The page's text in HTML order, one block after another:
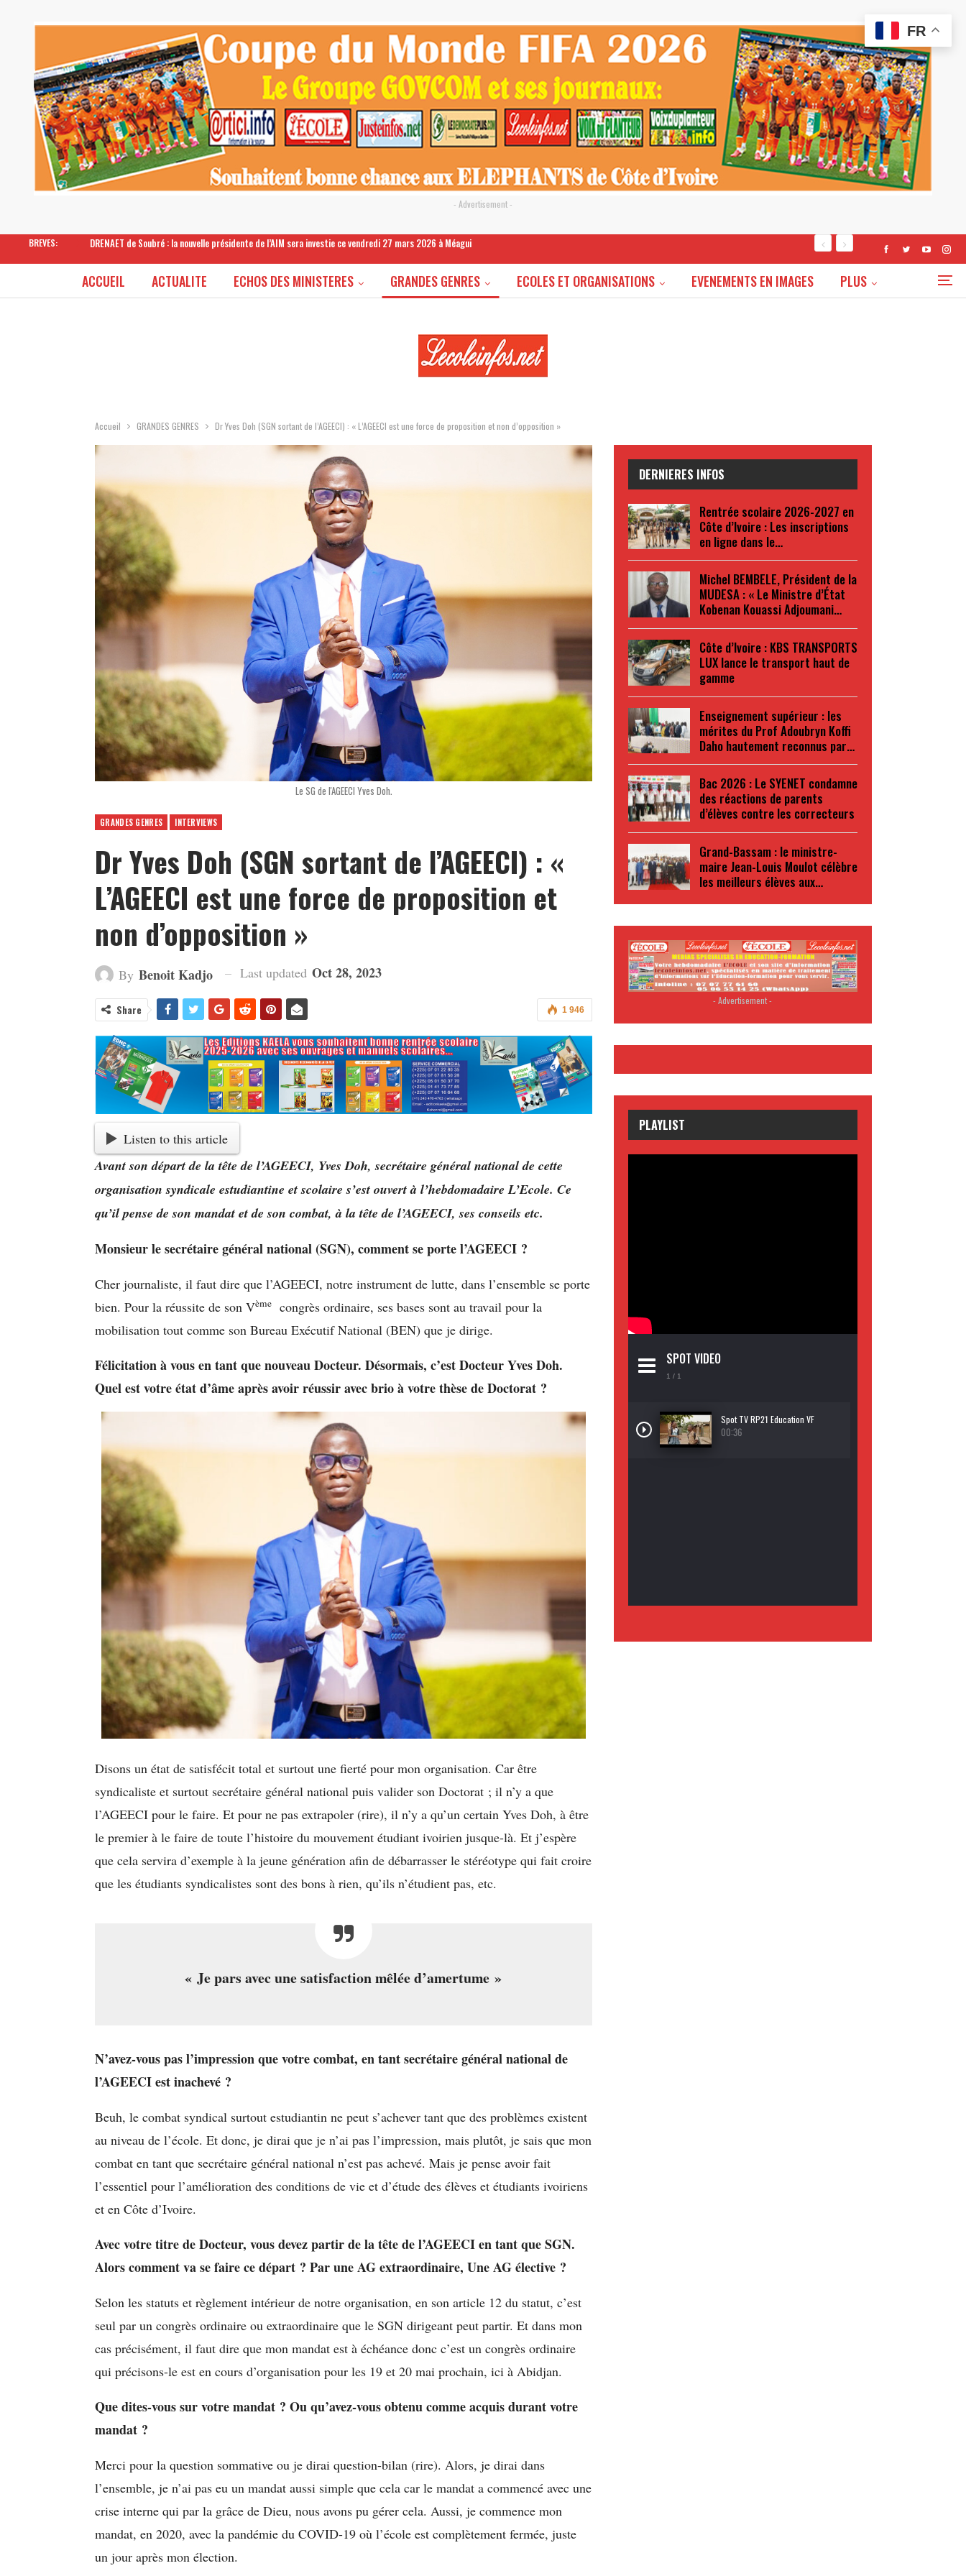
- Advertisement -
BREVES: DRENAET de Soubré : la nouvelle présidente de l’AIM sera investie ce vendredi 27 mars 2026 à Méagui
ACCUEIL ACTUALITE ECHOS DES MINISTERES GRANDES GENRES ECOLES ET ORGANISATIONS EVENEMENTS EN IMAGES PLUS
Accueil GRANDES GENRES Dr Yves Doh (SGN sortant de l’AGEECI) : « L’AGEECI est une force de proposition et non d’opposition »
Le SG de l'AGEECI Yves Doh.
GRANDES GENRES INTERVIEWS
Dr Yves Doh (SGN sortant de l’AGEECI) : «
L’AGEECI est une force de proposition et
non d’opposition »
By Benoit Kadjo Last updated Oct 28, 2023
1 946
Share
Listen to this article
Avant son départ de la tête de l’AGEECI, Yves Doh, secrétaire général national de cette
organisation syndicale estudiantine et scolaire s’est ouvert à l’hebdomadaire L’Ecole. Ce
qu’il pense de son mandat et de son combat, à la tête de l’AGEECI, ses conseils etc.
Monsieur le secrétaire général national (SGN), comment se porte l’AGEECI ?
Cher journaliste, il faut dire que l’AGEECI, notre instrument de lutte, dans l’ensemble se porte
bien. Pour la réussite de son Vème
congrès ordinaire, ses bases sont au travail pour la
mobilisation tout comme son Bureau Exécutif National (BEN) que je dirige.
Félicitation à vous en tant que nouveau Docteur. Désormais, c’est Docteur Yves Doh.
Quel est votre état d’âme après avoir réussir avec brio à votre thèse de Doctorat ?
Disons un état de satisfécit total et surtout une fierté pour mon organisation. Car être
syndicaliste et surtout secrétaire général national puis valider son Doctorat ; il n’y a que
l’AGEECI pour le faire. Et pour ne pas extrapoler (rire), il n’y a qu’un certain Yves Doh, à être
le premier à le faire de toute l’histoire du mouvement étudiant ivoirien jusque-là. Et j’espère
que cela servira d’exemple à la jeune génération afin de débarrasser le stéréotype qui fait croire
que les étudiants syndicalistes sont des bons à rien, qu’ils n’étudient pas, etc.
« Je pars avec une satisfaction mêlée d’amertume »
N’avez-vous pas l’impression que votre combat, en tant secrétaire général national de
l’AGEECI est inachevé ?
Beuh, le combat syndical surtout estudiantin ne peut s’achever tant que des problèmes existent
au niveau de l’école. Et donc, je dirai que je n’ai pas l’impression, mais plutôt, je sais que mon
combat en tant que secrétaire général national n’est pas achevé. Mais je pense avoir fait
l’essentiel pour l’amélioration des conditions de vie et d’étude des élèves et étudiants ivoiriens
et en Côte d’Ivoire.
Avec votre titre de Docteur, vous devez partir de la tête de l’AGEECI en tant que SGN.
Alors comment va se faire ce départ ? Par une AG extraordinaire, Une AG élective ?
Selon les statuts et règlement intérieur de notre organisation, en son article 12 du statut, c’est
seul par un congrès ordinaire ou extraordinaire que le SGN dirigeant peut partir. Et dans mon
cas précisément, il faut dire que mon mandat est à échéance donc c’est un congrès ordinaire
qui précisons-le est en cours d’organisation pour les 19 et 20 mai prochain, ici à Abidjan.
Que dites-vous sur votre mandat ? Ou qu’avez-vous obtenu comme acquis durant votre
mandat ?
Merci pour la question sommative ou je dirai question-bilan (rire). Alors, je dirai dans
l’ensemble, je n’ai pas eu un mandat aussi simple que cela car le mandat a commencé avec une
crise interne qui par la grâce de Dieu, nous avons pu gérer cela. Aussi, je commence mon
mandat, en 2020, avec la pandémie du COVID-19 où l’école est complètement fermée, juste
un jour après mon élection.
DERNIERES INFOS
Rentrée scolaire 2026-2027 en
Côte d’Ivoire : Les inscriptions
en ligne dans le…
Michel BEMBELE, Président de la
MUDESA : « Le Ministre d’État
Kobenan Kouassi Adjoumani…
Côte d’Ivoire : KBS TRANSPORTS
LUX lance le transport haut de
gamme
Enseignement supérieur : les
mérites du Prof Adoubryn Koffi
Daho hautement reconnus par…
Bac 2026 : Le SYENET condamne
des réactions de parents
d’élèves contre les correcteurs
Grand-Bassam : le ministre-
maire Jean-Louis Moulot célèbre
les meilleurs élèves aux…
- Advertisement -
PLAYLIST
SPOT VIDEO
1 / 1
Spot TV RP21 Education VF
00:36
FR